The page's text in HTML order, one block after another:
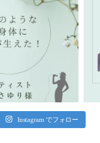
Instagram でフォロー